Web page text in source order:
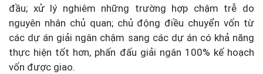
đầu; xử lý nghiêm những trường hợp chậm trễ do
nguyên nhân chủ quan; chủ động điều chuyển vốn từ
các dự án giải ngân chậm sang các dự án có khả năng
thực hiện tốt hơn, phấn đấu giải ngân 100% kế hoạch
vốn được giao.